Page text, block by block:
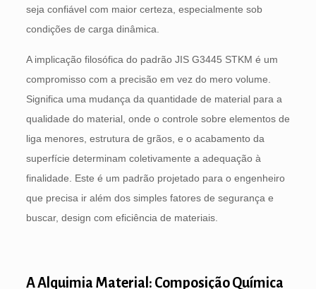
seja confiável com maior certeza, especialmente sob
condições de carga dinâmica.
A implicação filosófica do padrão JIS G3445 STKM é um
compromisso com a precisão em vez do mero volume.
Significa uma mudança da quantidade de material para a
qualidade do material, onde o controle sobre elementos de
liga menores, estrutura de grãos, e o acabamento da
superfície determinam coletivamente a adequação à
finalidade. Este é um padrão projetado para o engenheiro
que precisa ir além dos simples fatores de segurança e
buscar, design com eficiência de materiais.
A Alquimia Material: Composição Química